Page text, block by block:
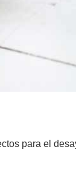
para el